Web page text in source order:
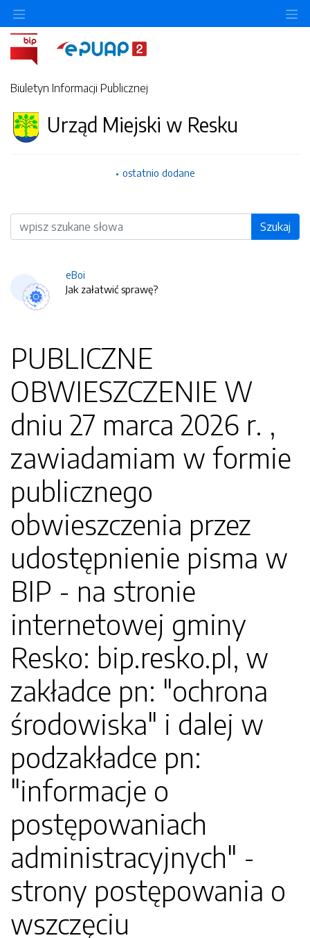
Biuletyn Informacji Publicznej
Urząd Miejski w Resku
ostatnio dodane
Wyszukiwarka Szukaj
eBoi
Jak załatwić sprawę?
PUBLICZNE
OBWIESZCZENIE W
dniu 27 marca 2026 r. ,
zawiadamiam w formie
publicznego
obwieszczenia przez
udostępnienie pisma w
BIP - na stronie
internetowej gminy
Resko: bip.resko.pl, w
zakładce pn: "ochrona
środowiska" i dalej w
podzakładce pn:
"informacje o
postępowaniach
administracyjnych" -
strony postępowania o
wszczęciu